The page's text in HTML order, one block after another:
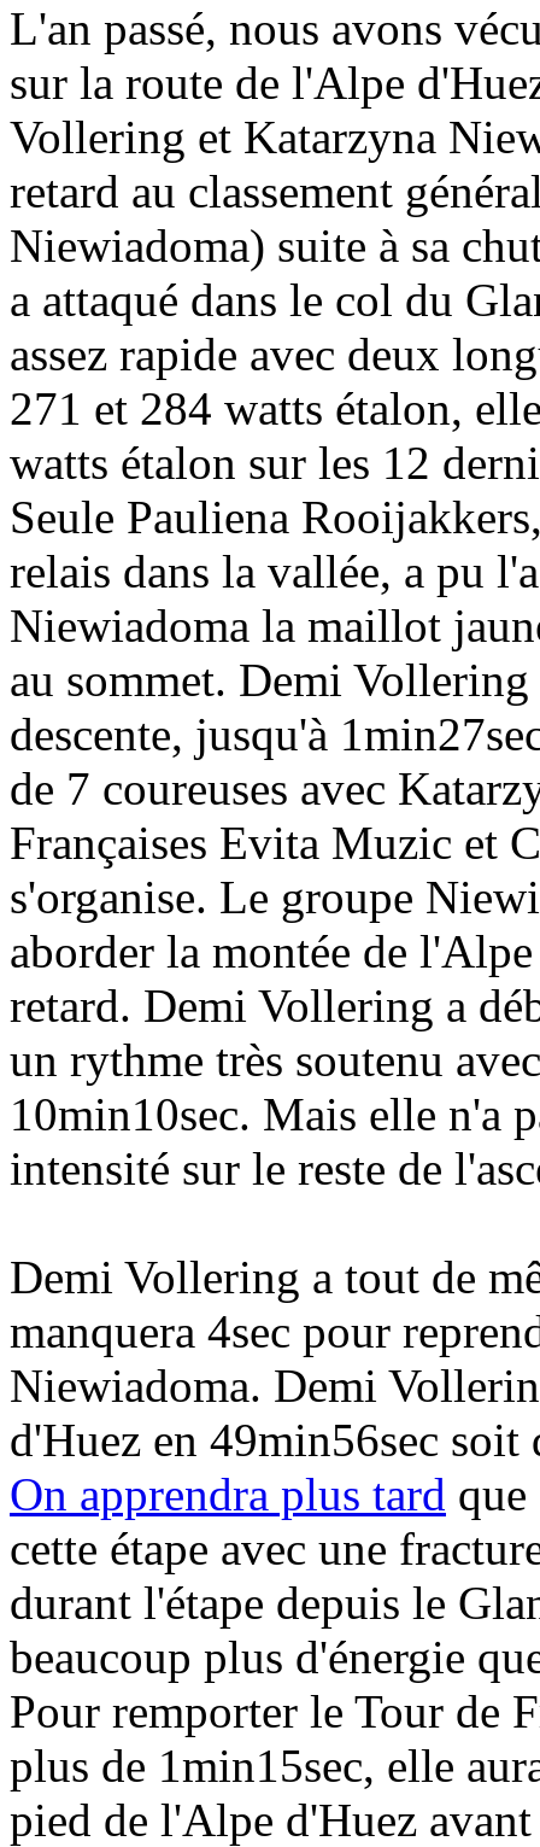
L'an passé, nous avons
sur la route de l'Alpe
Vollering et Katarzyna
retard au classement
Niewiadoma) suite à sa
a attaqué dans le col du
assez rapide avec deux
271 et 284 watts étalon,
watts étalon sur les 12
Seule Pauliena
relais dans la vallée, a pu
Niewiadoma la maillot
au sommet. Demi Vollering
descente, jusqu'à
de 7 coureuses avec
Françaises Evita Muzic et
s'organise. Le groupe
aborder la montée de
retard. Demi Vollering a
un rythme très soutenu
10min10sec. Mais elle n'a
intensité sur le reste de
Demi Vollering a tout de
manquera 4sec pour
Niewiadoma. Demi
d'Huez en 49min56sec
On apprendra plus tard
cette étape avec une
durant l'étape depuis le
beaucoup plus d'énergie
Pour remporter le Tour de
plus de 1min15sec, elle
pied de l'Alpe d'Huez avant